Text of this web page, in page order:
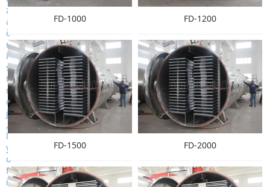
FD-1000 FD-1200
FD-1500 FD-2000